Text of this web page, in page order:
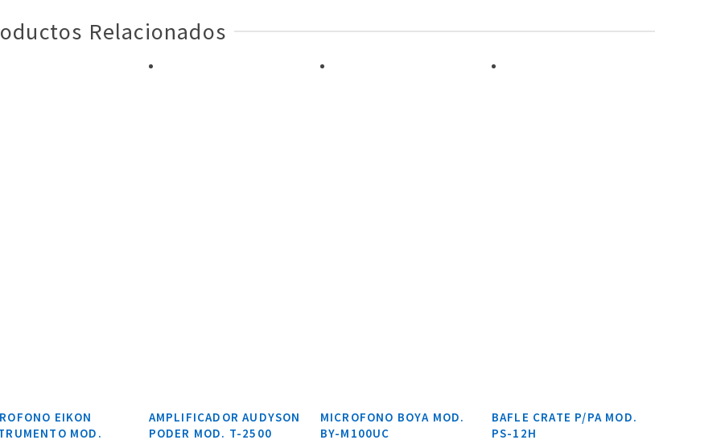
Relacionados
EIKON
MOD.
AMPLIFICADOR AUDYSON
PODER MOD. T-2500
MICROFONO BOYA MOD.
BY-M100UC
BAFLE CRATE P/PA MOD.
PS-12H